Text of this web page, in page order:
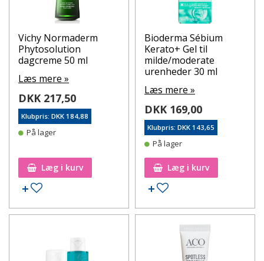
Vichy Normaderm
Phytosolution
dagcreme 50 ml
Læs mere »
DKK 217,50
Klubpris: DKK 184,88
På lager
Læg i kurv
Tilføj til ønskeseddel
Bioderma Sébium
Kerato+ Gel til
milde/moderate
urenheder 30 ml
Læs mere »
DKK 169,00
Klubpris: DKK 143,65
På lager
Læg i kurv
Tilføj til ønskeseddel